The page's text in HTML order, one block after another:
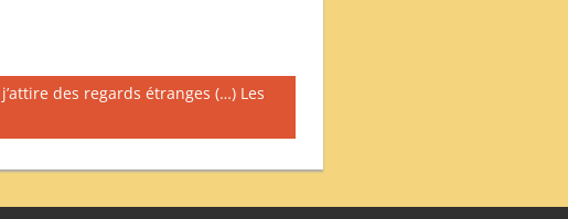
des regards étranges (…) Les